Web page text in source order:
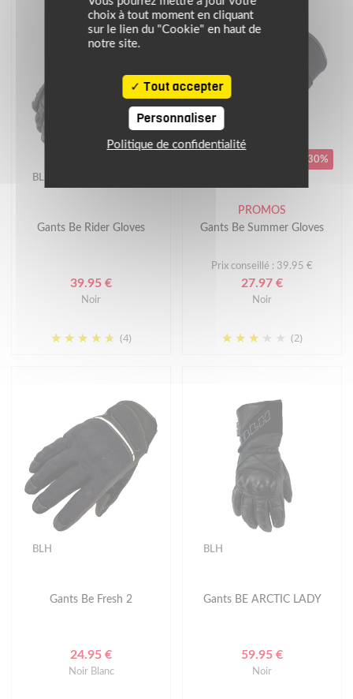
BLH
Gants Be Rider Gloves
39.95 €
Noir
(4)
-30%
PROMOS
Gants Be Summer Gloves
Prix conseillé : 39.95 €
27.97 €
Noir
(2)
BLH
Gants Be Fresh 2
24.95 €
Noir Blanc
BLH
Gants BE ARCTIC LADY
59.95 €
Noir
choix à tout moment en cliquant
sur le lien du "Cookie" en haut de
notre site.
Tout accepter
Personnaliser
Politique de confidentialité